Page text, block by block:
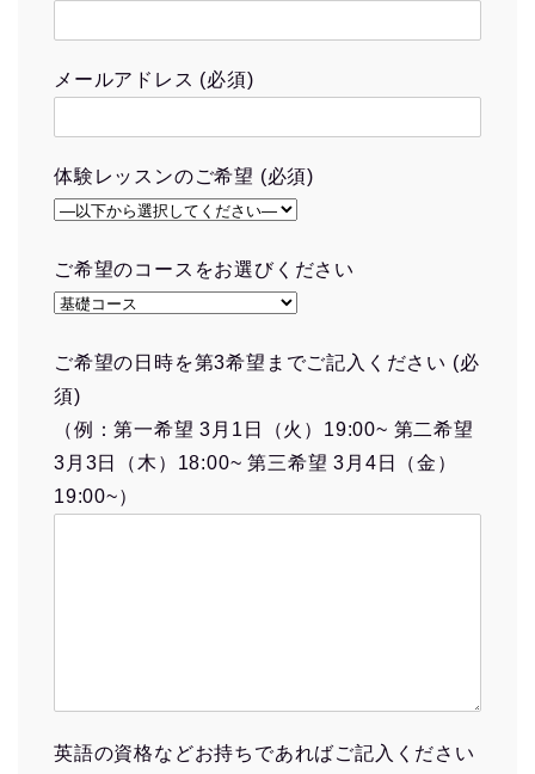
メールアドレス (必須)
体験レッスンのご希望 (必須)
ご希望のコースをお選びください
ご希望の日時を第3希望までご記入ください (必
須)
（例：第一希望 3月1日（火）19:00~ 第二希望
3月3日（木）18:00~ 第三希望 3月4日（金）
19:00~）
英語の資格などお持ちであればご記入ください